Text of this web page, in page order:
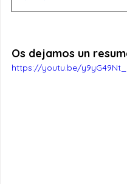
Os dejamos un
https://youtu.be/